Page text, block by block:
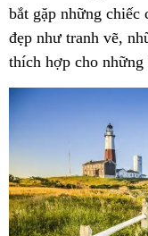
bắt gặp những
đẹp như tranh vẽ,
thích hợp cho